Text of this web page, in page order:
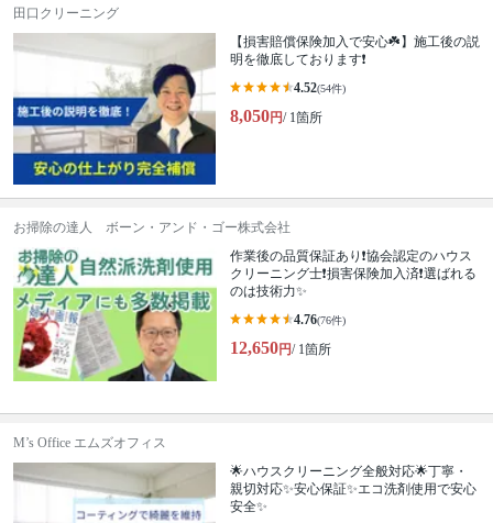
田口クリーニング
【損害賠償保険加入で安心☘️】施工後の説
明を徹底しております❗️
4.52(54件)
8,050円/ 1箇所
お掃除の達人 ボーン・アンド・ゴー株式会社
作業後の品質保証あり❗️協会認定のハウス
クリーニング士❗️損害保険加入済❗️選ばれる
のは技術力✨
4.76(76件)
12,650円/ 1箇所
M’s Office エムズオフィス
🌟ハウスクリーニング全般対応🌟丁寧・
親切対応✨安心保証✨エコ洗剤使用で安心
安全✨